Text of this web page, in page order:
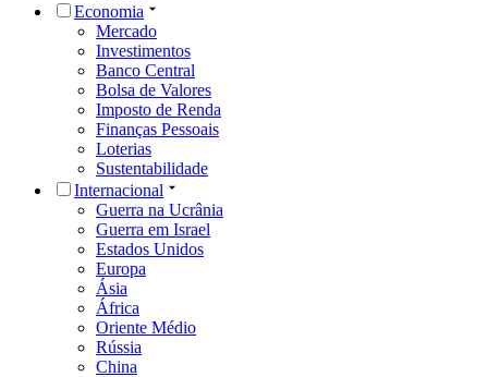
Economia
Mercado
Investimentos
Banco Central
Bolsa de Valores
Imposto de Renda
Finanças Pessoais
Loterias
Sustentabilidade
Internacional
Guerra na Ucrânia
Guerra em Israel
Estados Unidos
Europa
Ásia
África
Oriente Médio
Rússia
China